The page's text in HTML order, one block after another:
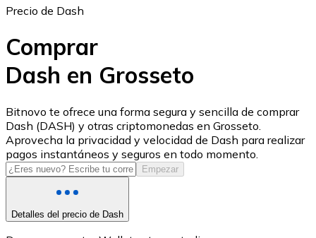
USD Coin
USDC
Precio de Dash
Comprar
Dash en Grosseto
Bitnovo te ofrece una forma segura y sencilla de comprar
Dash (DASH) y otras criptomonedas en Grosseto.
Aprovecha la privacidad y velocidad de Dash para realizar
pagos instantáneos y seguros en todo momento.
Empezar
Detalles del precio de Dash